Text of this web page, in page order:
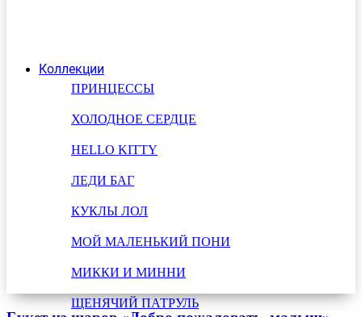
Коллекции
ПРИНЦЕССЫ
ХОЛОДНОЕ СЕРДЦЕ
HELLO KITTY
ЛЕДИ БАГ
КУКЛЫ ЛОЛ
МОЙ МАЛЕНЬКИЙ ПОНИ
МИККИ И МИННИ
ЩЕНЯЧИЙ ПАТРУЛЬ